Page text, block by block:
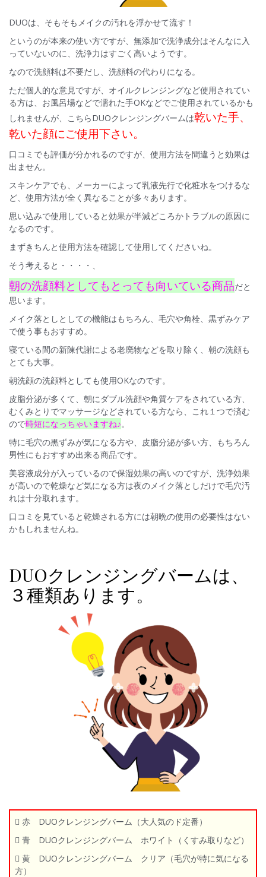
DUOは、そもそもメイクの汚れを浮かせて流す！
というのが本来の使い方ですが、無添加で洗浄成分はそんなに入
っていないのに、洗浄力はすごく高いようです。
なので洗顔料は不要だし、洗顔料の代わりになる。
ただ個人的な意見ですが、オイルクレンジングなど使用されてい
る方は、お風呂場などで濡れた手OKなどでご使用されているかも
しれませんが、こちらDUOクレンジングバームは乾いた手、
乾いた顔にご使用下さい。
口コミでも評価が分かれるのですが、使用方法を間違うと効果は
出ません。
スキンケアでも、メーカーによって乳液先行で化粧水をつけるな
ど、使用方法が全く異なることが多々あります。
思い込みで使用していると効果が半減どころかトラブルの原因に
なるのです。
まずきちんと使用方法を確認して使用してくださいね。
そう考えると・・・・、
朝の洗顔料としてもとっても向いている商品だと
思います。
メイク落としとしての機能はもちろん、毛穴や角栓、黒ずみケア
で使う事もおすすめ。
寝ている間の新陳代謝による老廃物などを取り除く、朝の洗顔も
とても大事。
朝洗顔の洗顔料としても使用OKなのです。
皮脂分泌が多くて、朝にダブル洗顔や角質ケアをされている方、
むくみとりでマッサージなどされている方なら、これ１つで済む
ので時短になっちゃいますね♪。
特に毛穴の黒ずみが気になる方や、皮脂分泌が多い方、もちろん
男性にもおすすめ出来る商品です。
美容液成分が入っているので保湿効果の高いのですが、洗浄効果
が高いので乾燥など気になる方は夜のメイク落としだけで毛穴汚
れは十分取れます。
口コミを見ていると乾燥される方には朝晩の使用の必要性はない
かもしれませんね。
DUOクレンジングバームは、
３種類あります。
 赤 DUOクレンジングバーム（大人気のド定番）
 青 DUOクレンジングバーム ホワイト（くすみ取りなど）
 黄 DUOクレンジングバーム クリア（毛穴が特に気になる
方）